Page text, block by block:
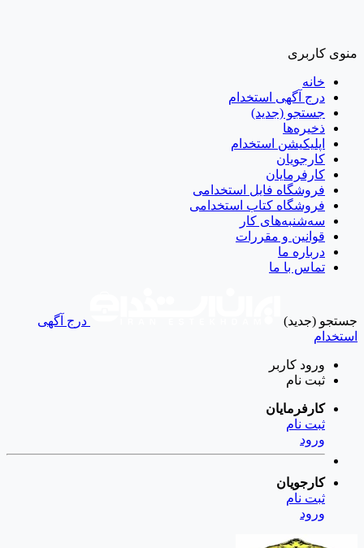
منوی کاربری
خانه
درج آگهی استخدام
جستجو (جدید)
ذخیره‌ها
اپلیکیشن استخدام
کارجویان
کارفرمایان
فروشگاه فایل استخدامی
فروشگاه کتاب استخدامی
سه‌شنبه‌های کار
قوانین و مقررات
درباره ما
تماس با ما
جستجو (جدید)
درج آگهی
استخدام
ورود کاربر
ثبت نام
کارفرمایان
ثبت نام
ورود
کارجویان
ثبت نام
ورود